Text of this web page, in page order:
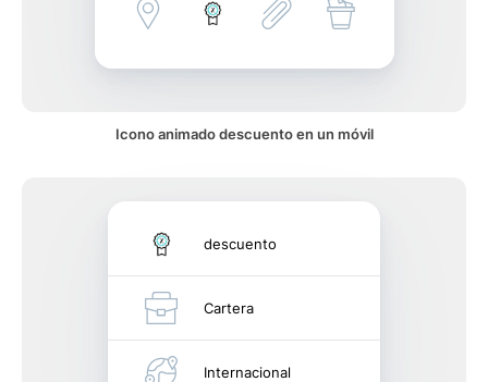
Icono animado descuento en un móvil
descuento
Cartera
Internacional